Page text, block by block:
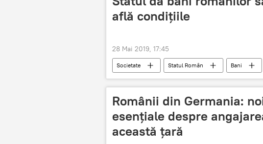
află condițiile
28 Mai 2019, 17:45
Societate Statul Român Bani
Românii din Germania:
esenţiale despre
această ţară